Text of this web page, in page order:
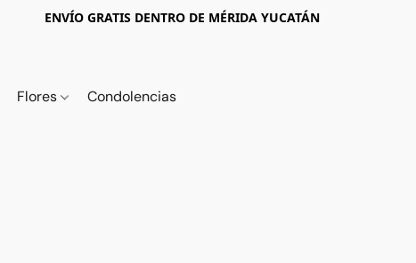
ENVÍO GRATIS DENTRO DE MÉRIDA YUCATÁN
Flores Condolencias